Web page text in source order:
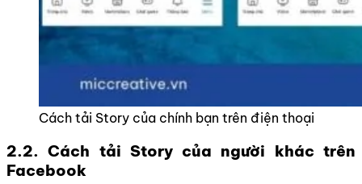
Cách tải Story của chính bạn trên điện thoại
2.2. Cách tải Story của người khác trên
Facebook